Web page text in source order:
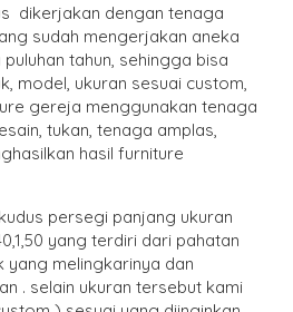
dikerjakan dengan tenaga
sudah mengerjakan aneka
tahun, sehingga bisa
model, ukuran sesuai custom,
gereja menggunakan tenaga
tukan, tenaga amplas,
hasil furniture
persegi panjang ukuran
yang terdiri dari pahatan
yang melingkarinya dan
. selain ukuran tersebut kami